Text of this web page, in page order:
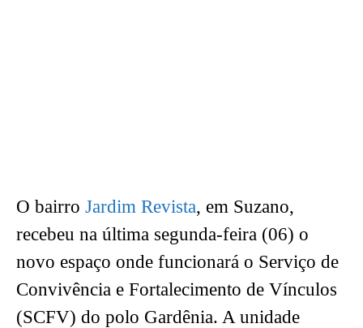
O bairro Jardim Revista, em Suzano,
recebeu na última segunda-feira (06) o
novo espaço onde funcionará o Serviço de
Convivência e Fortalecimento de Vínculos
(SCFV) do polo Gardênia. A unidade